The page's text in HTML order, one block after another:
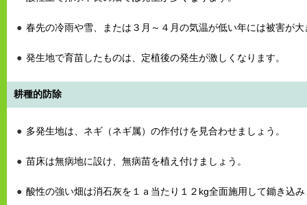
春先の冷雨や雪、または３月～４月の気温が低い年には被害が
発生地で育苗したものは、定植後の発生が激しくなります。
耕種的防除
多発生地は、ネギ（ネギ属）の作付けを見合わせましょう。
苗床は無病地に設け、無病苗を植え付けましょう。
酸性の強い畑は消石灰を１ａ当たり１２kg全面施用して鋤き込